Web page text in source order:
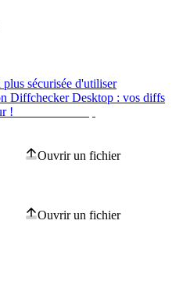
sécurisée d'utiliser
Diffchecker Desktop : vos diffs
!
Ouvrir un fichier
Ouvrir un fichier